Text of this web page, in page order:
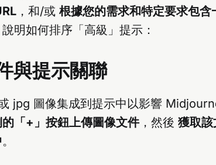
，和/或 根據您的需求和特定要求包含
明如何排序「高級」提示：
與提示關聯
jpg 圖像集成到提示中以影響
「+」按鈕上傳圖像文件，然後 獲取該
。